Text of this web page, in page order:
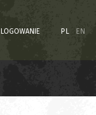
LOGOWANIE PL EN